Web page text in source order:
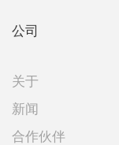
公司
关于
新闻
合作伙伴